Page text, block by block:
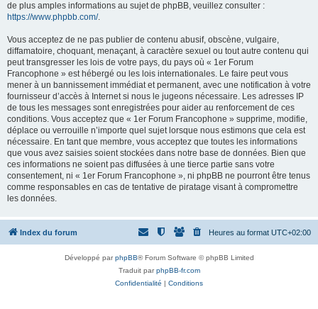
de plus amples informations au sujet de phpBB, veuillez consulter :
https://www.phpbb.com/.
Vous acceptez de ne pas publier de contenu abusif, obscène, vulgaire,
diffamatoire, choquant, menaçant, à caractère sexuel ou tout autre contenu qui
peut transgresser les lois de votre pays, du pays où « 1er Forum
Francophone » est hébergé ou les lois internationales. Le faire peut vous
mener à un bannissement immédiat et permanent, avec une notification à votre
fournisseur d’accès à Internet si nous le jugeons nécessaire. Les adresses IP
de tous les messages sont enregistrées pour aider au renforcement de ces
conditions. Vous acceptez que « 1er Forum Francophone » supprime, modifie,
déplace ou verrouille n’importe quel sujet lorsque nous estimons que cela est
nécessaire. En tant que membre, vous acceptez que toutes les informations
que vous avez saisies soient stockées dans notre base de données. Bien que
ces informations ne soient pas diffusées à une tierce partie sans votre
consentement, ni « 1er Forum Francophone », ni phpBB ne pourront être tenus
comme responsables en cas de tentative de piratage visant à compromettre
les données.
Index du forum Heures au format UTC+02:00
Développé parphpBB® Forum Software © phpBB Limited
Traduit parphpBB-fr.com
Confidentialité | Conditions